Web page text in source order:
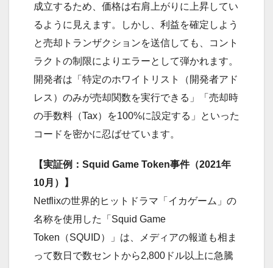
成立するため、価格は右肩上がりに上昇してい
るように見えます。しかし、利益を確定しよう
と売却トランザクションを送信しても、コント
ラクトの制限によりエラーとして弾かれます。
開発者は「特定のホワイトリスト（開発者アド
レス）のみが売却関数を実行できる」「売却時
の手数料（Tax）を100%に設定する」といった
コードを密かに忍ばせています。
【実証例：Squid Game Token事件（2021年
10月）】
Netflixの世界的ヒットドラマ「イカゲーム」の
名称を使用した「Squid Game
Token（SQUID）」は、メディアの報道も相ま
って数日で数セントから2,800ドル以上に急騰